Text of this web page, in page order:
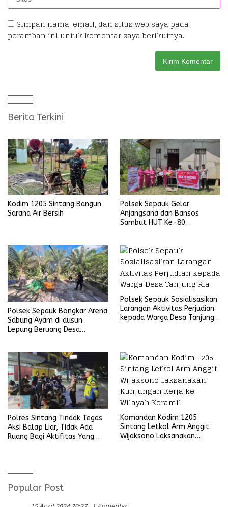
Simpan nama, email, dan situs web saya pada
peramban ini untuk komentar saya berikutnya.
Berita Terkini
Kodim 1205 Sintang Bangun
Sarana Air Bersih
Polsek Sepauk Gelar
Anjangsana dan Bansos
Sambut HUT Ke-80
Polsek Sepauk Bongkar Arena
Sabung Ayam di dusun
Lepung Beruang Desa
Polsek Sepauk Sosialisasikan
Larangan Aktivitas Perjudian
kepada Warga Desa Tanjung
Polres Sintang Tindak Tegas
Aksi Balap Liar, Tidak Ada
Ruang Bagi Aktifitas Yang
Komandan Kodim 1205
Sintang Letkol Arm Anggit
Wijaksono Laksanakan
Popular Post